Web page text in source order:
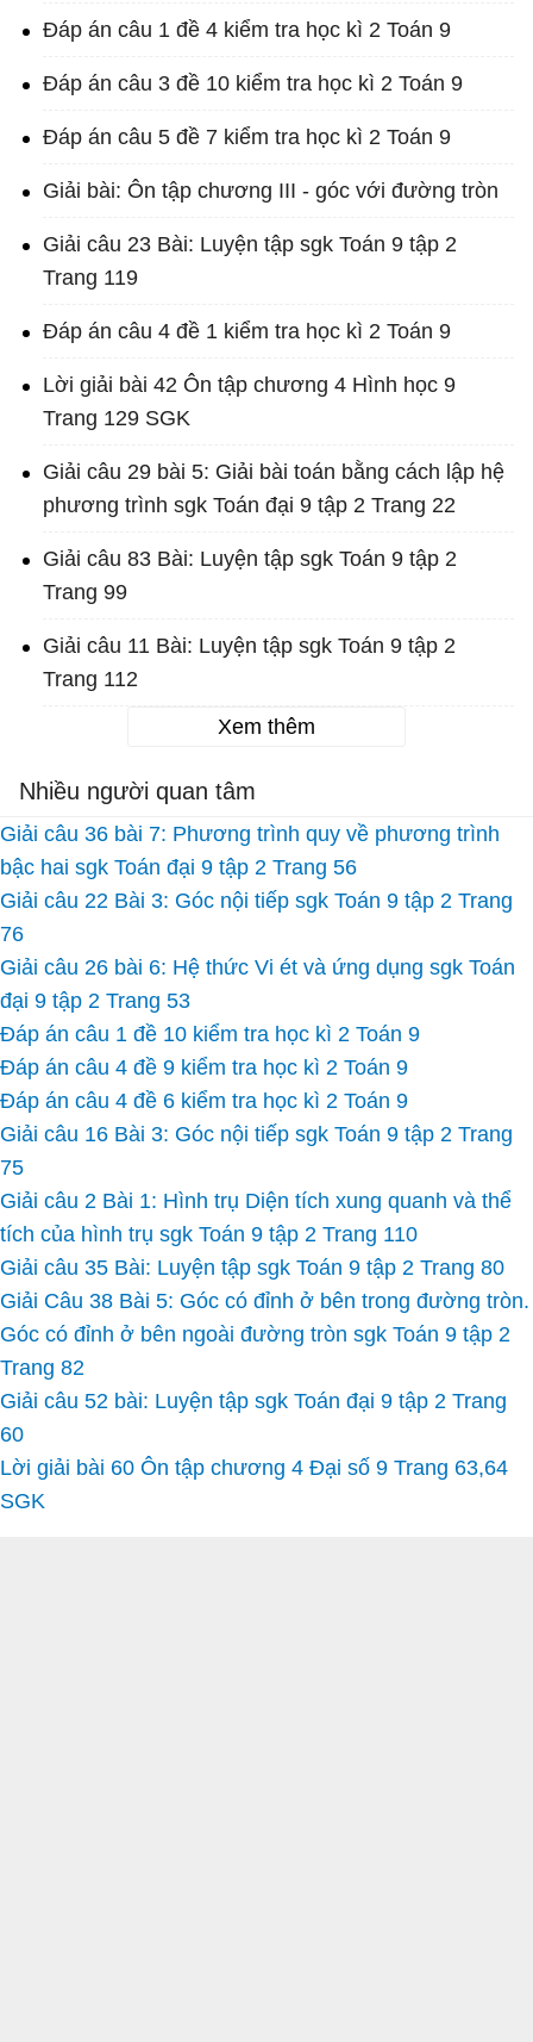
Đáp án câu 1 đề 4 kiểm tra học kì 2 Toán 9
Đáp án câu 3 đề 10 kiểm tra học kì 2 Toán 9
Đáp án câu 5 đề 7 kiểm tra học kì 2 Toán 9
Giải bài: Ôn tập chương III - góc với đường tròn
Giải câu 23 Bài: Luyện tập sgk Toán 9 tập 2
Trang 119
Đáp án câu 4 đề 1 kiểm tra học kì 2 Toán 9
Lời giải bài 42 Ôn tập chương 4 Hình học 9
Trang 129 SGK
Giải câu 29 bài 5: Giải bài toán bằng cách lập hệ
phương trình sgk Toán đại 9 tập 2 Trang 22
Giải câu 83 Bài: Luyện tập sgk Toán 9 tập 2
Trang 99
Giải câu 11 Bài: Luyện tập sgk Toán 9 tập 2
Trang 112
Xem thêm
Nhiều người quan tâm
Giải câu 36 bài 7: Phương trình quy về phương trình
bậc hai sgk Toán đại 9 tập 2 Trang 56
Giải câu 22 Bài 3: Góc nội tiếp sgk Toán 9 tập 2 Trang
76
Giải câu 26 bài 6: Hệ thức Vi ét và ứng dụng sgk Toán
đại 9 tập 2 Trang 53
Đáp án câu 1 đề 10 kiểm tra học kì 2 Toán 9
Đáp án câu 4 đề 9 kiểm tra học kì 2 Toán 9
Đáp án câu 4 đề 6 kiểm tra học kì 2 Toán 9
Giải câu 16 Bài 3: Góc nội tiếp sgk Toán 9 tập 2 Trang
75
Giải câu 2 Bài 1: Hình trụ Diện tích xung quanh và thể
tích của hình trụ sgk Toán 9 tập 2 Trang 110
Giải câu 35 Bài: Luyện tập sgk Toán 9 tập 2 Trang 80
Giải Câu 38 Bài 5: Góc có đỉnh ở bên trong đường tròn.
Góc có đỉnh ở bên ngoài đường tròn sgk Toán 9 tập 2
Trang 82
Giải câu 52 bài: Luyện tập sgk Toán đại 9 tập 2 Trang
60
Lời giải bài 60 Ôn tập chương 4 Đại số 9 Trang 63,64
SGK